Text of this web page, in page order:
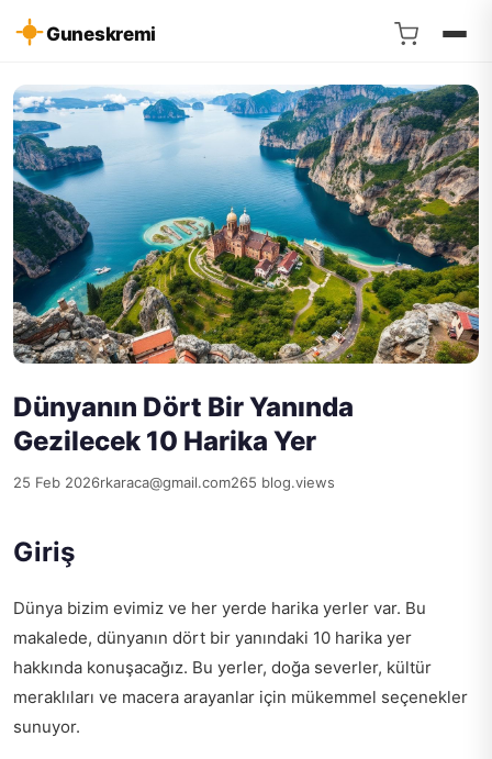
Guneskremi
Dünyanın Dört Bir Yanında
Gezilecek 10 Harika Yer
25 Feb 2026rkaraca@gmail.com265 blog.views
Giriş
Dünya bizim evimiz ve her yerde harika yerler var. Bu
makalede, dünyanın dört bir yanındaki 10 harika yer
hakkında konuşacağız. Bu yerler, doğa severler, kültür
meraklıları ve macera arayanlar için mükemmel seçenekler
sunuyor.